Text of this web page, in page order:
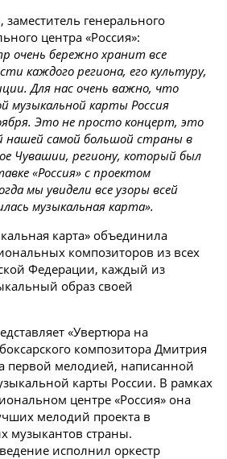
, заместитель генерального
центра «Россия»:
очень бережно хранит все
каждого региона, его культуру,
Для нас очень важно, что
музыкальной карты Россия
Это не просто концерт, это
нашей самой большой страны в
Чувашии, региону, который был
«Россия» с проектом
мы увидели все узоры всей
музыкальная карта».
карта» объединила
композиторов из всех
Федерации, каждый из
образ своей
«Увертюра на
композитора Дмитрия
первой мелодией, написанной
карты России. В рамках
центре «Россия» она
мелодий проекта в
музыкантов страны.
исполнил оркестр